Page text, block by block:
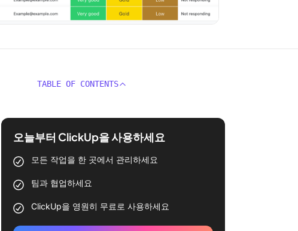
TABLE OF CONTENTS
오늘부터 ClickUp을 사용하세요
모든 작업을 한 곳에서 관리하세요
팀과 협업하세요
ClickUp을 영원히 무료로 사용하세요